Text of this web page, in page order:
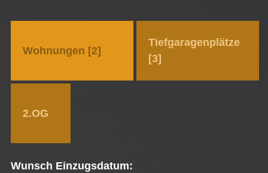
Wohnungen [2]
Tief­garagen­plätze
[3]
2.OG
Wunsch Einzugsdatum: